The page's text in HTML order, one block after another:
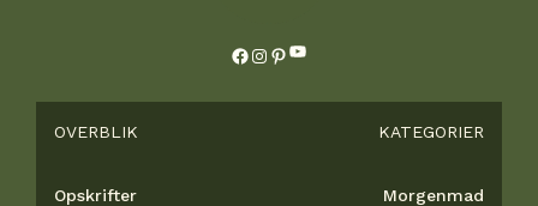
Facebook
Instagram
Pinterest
YouTube
OVERBLIK
Opskrifter
KATEGORIER
Morgenmad